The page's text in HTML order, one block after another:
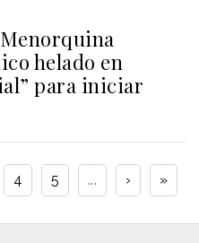
helado en
para iniciar
4 5 ... › »